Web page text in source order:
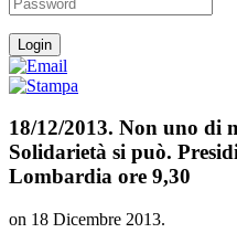
18/12/2013. Non uno di
Solidarietà si può.
Lombardia ore 9,30
on 18 Dicembre 2013.